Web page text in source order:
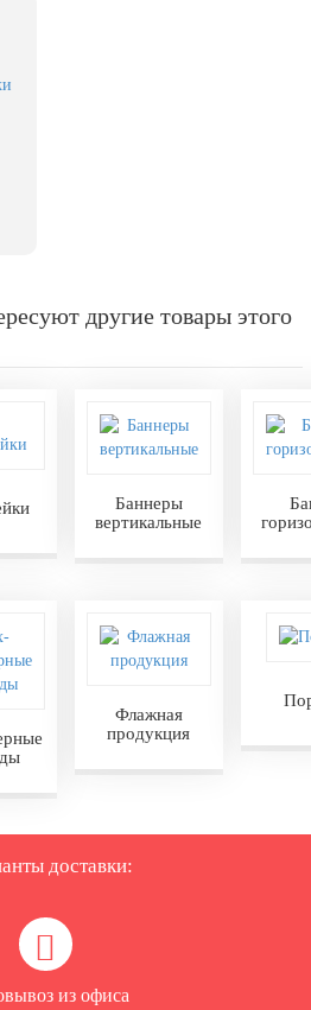
другие товары этого
Баннеры
вертикальные
Флажная
продукция
доставки:
из офиса